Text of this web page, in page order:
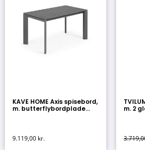
KAVE HOME Axis spisebord,
m. butterflybordplade...
9.119,00 kr.
m. 2